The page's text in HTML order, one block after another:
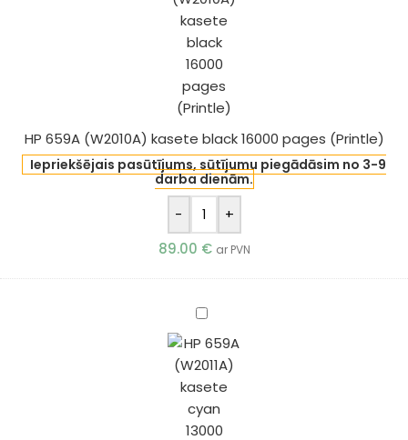
kasete
black
16000
(Printle)
HP 659A (W2010A) kasete black 16000 pages (Printle)
Iepriekšējais pasūtījums, sūtījumu piegādāsim no 3-9
darba dienām.
-
+
89.00 € ar PVN
HP
659A
(W2011A)
kasete
13000